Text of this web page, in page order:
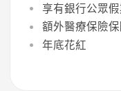
享有銀行公眾
額外醫療保險
年底花紅